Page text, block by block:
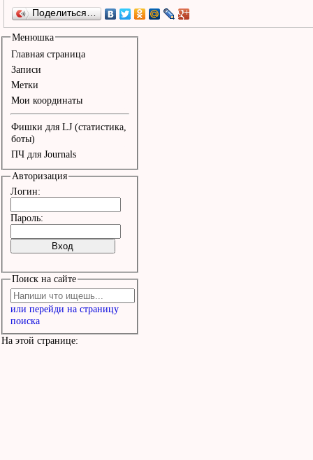
Поделиться…
Менюшка
Главная страница
Записи
Метки
Мои координаты
Фишки для LJ (статистика,
боты)
ПЧ для Journals
Авторизация
Логин:
Пароль:
Поиск на сайте
или перейди на страницу
поиска
На этой странице: